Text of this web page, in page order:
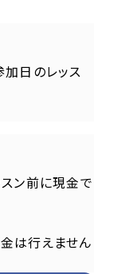
日のレッス
ン前に現金で
は行えません